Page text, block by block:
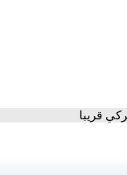
قريبا